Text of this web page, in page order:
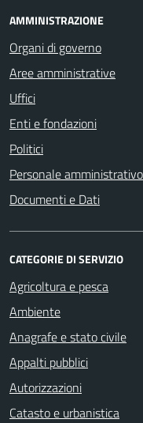
AMMINISTRAZIONE
Organi di governo
Aree amministrative
Uffici
Enti e fondazioni
Politici
Personale amministrativo
Documenti e Dati
CATEGORIE DI SERVIZIO
Agricoltura e pesca
Ambiente
Anagrafe e stato civile
Appalti pubblici
Autorizzazioni
Catasto e urbanistica